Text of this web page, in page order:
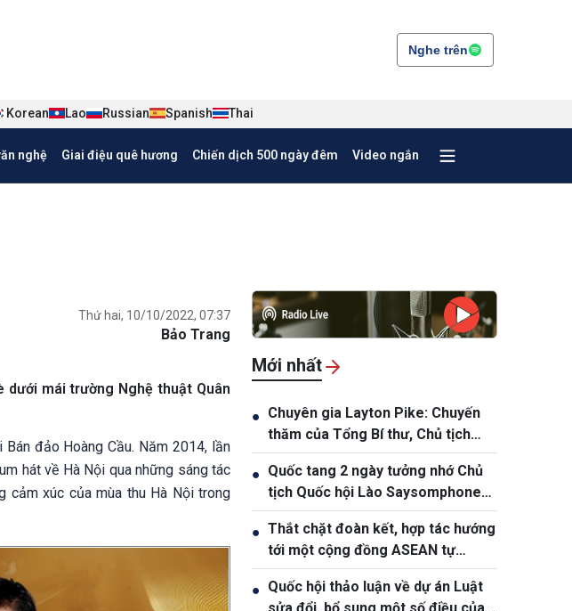
Nghe trên
Korean Lao Russian Spanish Thai
nghệ Giai điệu quê hương Chiến dịch 500 ngày đêm Video ngắn
Thứ hai, 10/10/2022, 07:37
Bảo Trang
dưới mái trường Nghệ thuật Quân
đảo Hoàng Cầu. Năm 2014, lần
hát về Hà Nội qua những sáng tác
cảm xúc của mùa thu Hà Nội trong
Mới nhất
● Chuyên gia Layton Pike: Chuyến
thăm của Tổng Bí thư, Chủ tịch
nước Tô Lâm khẳng định độ tin
cậy ngày càng cao giữa Việt Nam
và Australia
● Quốc tang 2 ngày tưởng nhớ Chủ
tịch Quốc hội Lào Saysomphone
Phomvihane
● Thắt chặt đoàn kết, hợp tác hướng
tới một cộng đồng ASEAN tự
cường và bền vững
● Quốc hội thảo luận về dự án Luật